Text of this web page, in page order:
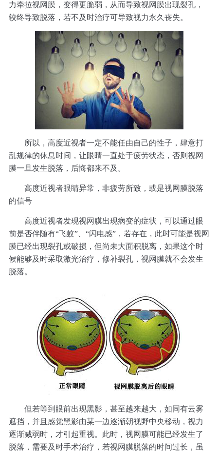
力牵拉视网膜，变得更脆弱，从而导致视网膜出现裂孔，
较终导致脱落，若不及时治疗可导致视力永久丧失。
所以，高度近视者一定不能任由自己的性子，肆意打
乱规律的休息时间，让眼睛一直处于疲劳状态，否则视网
膜一旦发生脱落，后悔都来不及。
高度近视者眼睛异常，非疲劳所致，或是视网膜脱落
的信号
高度近视者发现视网膜出现病变的症状，可以通过眼
前是否伴随有“飞蚊”、“闪电感”，若存在，此时可能是视网
膜已经出现裂孔或破损，但尚未大面积脱离，如果这个时
候能够及时采取激光治疗，修补裂孔，视网膜就不会发生
脱落。
但若等到眼前出现黑影，甚至越来越大，如同有云雾
遮挡，并且感觉黑影由某一边逐渐朝视野中央移动，视力
逐渐减弱时，才引起重视。此时，视网膜可能已经发生了
脱落，需要及时手术治疗，若视网膜脱落的时间过长，虽